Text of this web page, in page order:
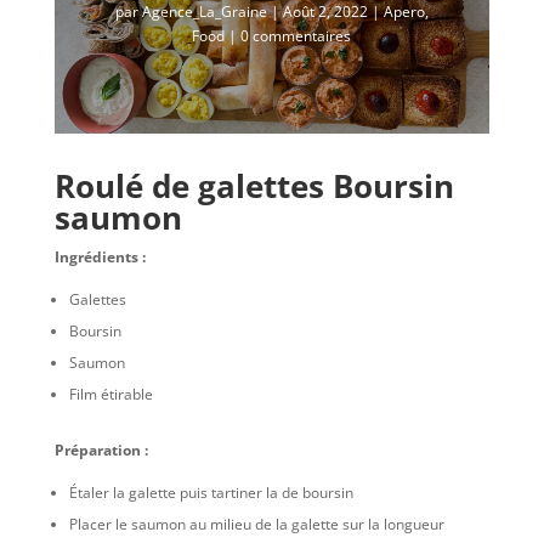
parAgence_La_Graine|Août 2, 2022|Apero,
Food|0 commentaires
Roulé de galettes Boursin
saumon
Ingrédients :
Galettes
Boursin
Saumon
Film étirable
Préparation :
Étaler la galette puis tartiner la de boursin
Placer le saumon au milieu de la galette sur la longueur